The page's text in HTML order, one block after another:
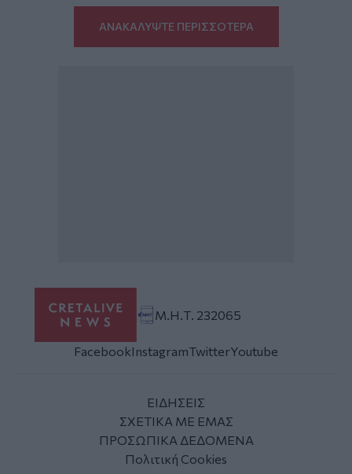
ΑΝΑΚΑΛΥΨΤΕ ΠΕΡΙΣΣΟΤΕΡΑ
Μ.Η.Τ. 232065
FacebookInstagramTwitterYoutube
ΕΙΔΗΣΕΙΣ
ΣΧΕΤΙΚΑ ΜΕ ΕΜΑΣ
ΠΡΟΣΩΠΙΚΑ ΔΕΔΟΜΕΝΑ
Πολιτική Cookies